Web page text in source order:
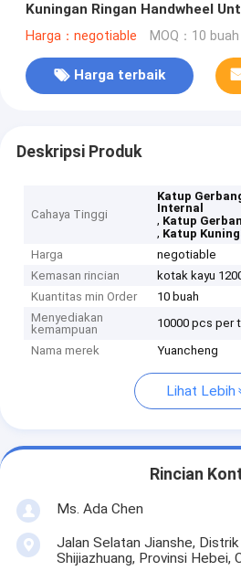
Kuningan Ringan Handwheel
Harga：negotiable MOQ：10 buah
Harga terbaik
Deskripsi Produk
Cahaya Tinggi
Katup
Internal
, Katup
, Katup
Harga
negotiable
Kemasan rincian
kotak kayu
Kuantitas min Order
10 buah
Menyediakan
kemampuan
10000 pcs per
Nama merek
Yuancheng
Lihat Lebih
Rincian
Ms. Ada Chen
Jalan Selatan Jianshe, Distrik
Shijiazhuang, Provinsi Hebei,